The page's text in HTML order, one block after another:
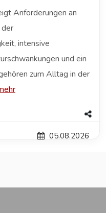
Anforderungen an
intensive
und ein
zum Alltag in der
05.08.2026